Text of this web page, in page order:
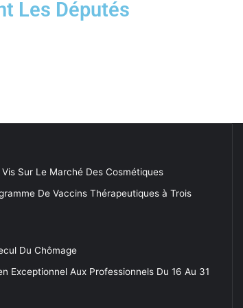
Les Députés
Sur Le Marché Des Cosmétiques
De Vaccins Thérapeutiques à Trois
Du Chômage
Exceptionnel Aux Professionnels Du 16 Au 31